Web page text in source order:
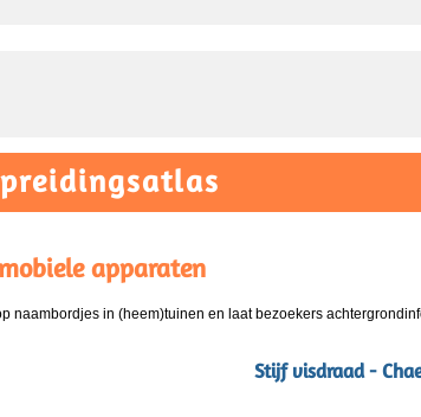
apparaten
naambordjes in (heem)tuinen en laat bezoekers
Stijf visdraad -